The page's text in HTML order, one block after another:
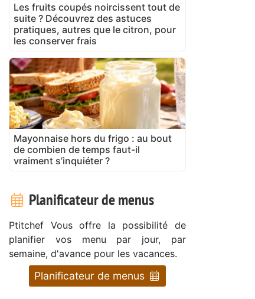
Les fruits coupés noircissent tout de
suite ? Découvrez des astuces
pratiques, autres que le citron, pour
les conserver frais
Mayonnaise hors du frigo : au bout
de combien de temps faut-il
vraiment s’inquiéter ?
Planificateur de menus
Ptitchef Vous offre la possibilité de
planifier vos menu par jour, par
semaine, d'avance pour les vacances.
Planificateur de menus